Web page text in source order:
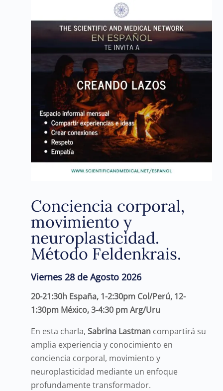
Conciencia corporal,
movimiento y
neuroplasticidad.
Método Feldenkrais.
Viernes 28 de Agosto 2026
20-21:30h España, 1-2:30pm Col/Perú, 12-
1:30pm México, 3-4:30 pm Arg/Uru
En esta charla,Sabrina Lastman compartirá su
amplia experiencia y conocimiento en
conciencia corporal, movimiento y
neuroplasticidad mediante un enfoque
profundamente transformador.